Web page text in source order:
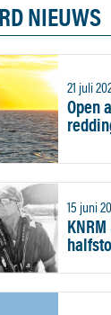
NIEUWS
21 juli
Open
15 juni